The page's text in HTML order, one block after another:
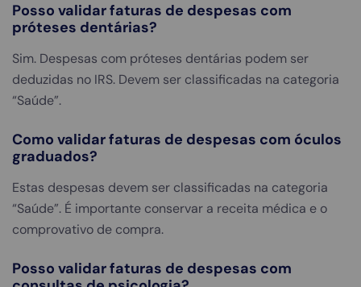
Posso validar faturas de despesas com
próteses dentárias?
Sim. Despesas com próteses dentárias podem ser
deduzidas no IRS. Devem ser classificadas na categoria
“Saúde”.
Como validar faturas de despesas com óculos
graduados?
Estas despesas devem ser classificadas na categoria
“Saúde”. É importante conservar a receita médica e o
comprovativo de compra.
Posso validar faturas de despesas com